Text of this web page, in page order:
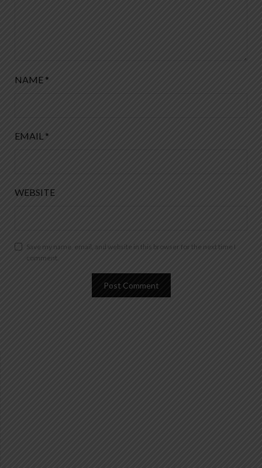
NAME *
EMAIL *
WEBSITE
Save my name, email, and website in this browser for the next time I
comment.